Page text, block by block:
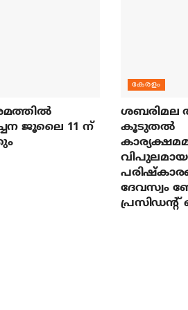
ജൂലൈ 11 ന്
കേരളം
ശബരിമല
കൂടുതല്‍
വിപുലമായ
ദേവസ്വം